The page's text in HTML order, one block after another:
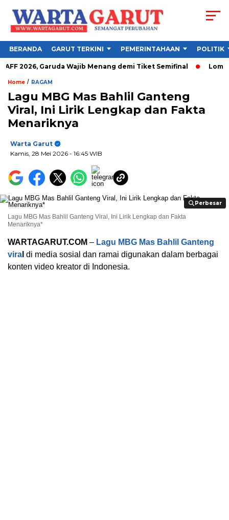
BERANDA GARUT TERKINI PEMERINTAHAAN POLITIK
Garuda Wajib Menang demi Tiket Semifinal Lomba
Home / RAGAM
Lagu MBG Mas Bahlil Ganteng
Viral, Ini Lirik Lengkap dan Fakta
Menariknya
Warta Garut
Kamis, 28 Mei 2026 - 16:45 WIB
Perbesar
Perbesar
Lagu MBG Mas Bahlil Ganteng Viral, Ini Lirik Lengkap dan Fakta
Menariknya*
WARTAGARUT.COM – Lagu MBG Mas Bahlil Ganteng
vira di media sosial dan ramai digunakan dalam berbagai
konten video kreator di Indonesia.